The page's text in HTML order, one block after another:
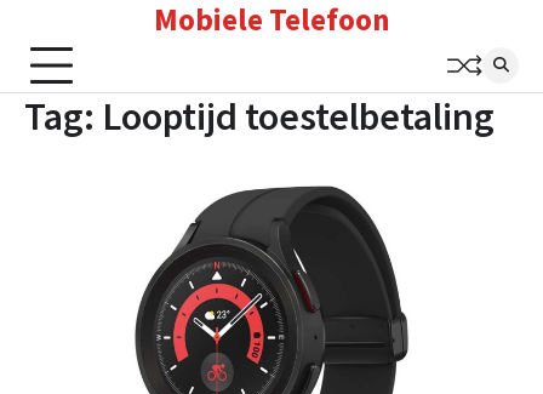
content
Mobiele Telefoon
Tag: Looptijd toestelbetaling